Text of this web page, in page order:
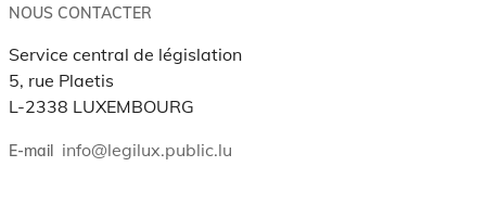
NOUS CONTACTER
Service central de législation
5, rue Plaetis
L-2338 LUXEMBOURG
E-mail info@legilux.public.lu